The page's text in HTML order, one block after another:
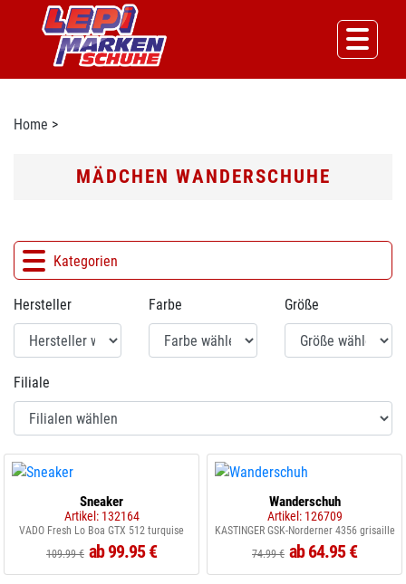
Home >
MÄDCHEN WANDERSCHUHE
Kategorien
Hersteller Farbe Größe
Filiale
Sneaker
Artikel: 132164
VADO Fresh Lo Boa GTX 512 turquise
109.99 € ab 99.95 €
Wanderschuh
Artikel: 126709
KASTINGER GSK-Norderner 4356 grisaille
74.99 € ab 64.95 €